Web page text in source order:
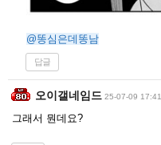
@똥심은데똥남
답글
오이갤네임드 25-07-09 17:41
그래서 뭔데요?